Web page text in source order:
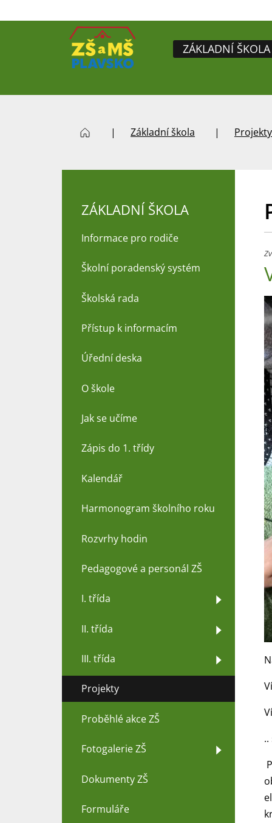
ZÁKLADNÍ ŠKOLA
Základní škola Projekty
ZÁKLADNÍ ŠKOLA
Informace pro rodiče
Školní poradenský systém
Školská rada
Přístup k informacím
Úřední deska
O škole
Jak se učíme
Zápis do 1. třídy
Kalendář
Harmonogram školního roku
Rozvrhy hodin
Pedagogové a personál ZŠ
I. třída
II. třída
III. třída
Projekty
Proběhlé akce ZŠ
Fotogalerie ZŠ
Dokumenty ZŠ
Formuláře